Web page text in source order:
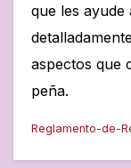
que les
aspectos que
peña.
Reglamento-de-